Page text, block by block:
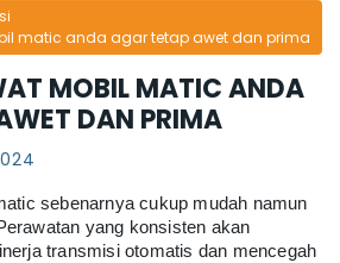
matic anda agar tetap awet dan prima
MOBIL MATIC ANDA
DAN PRIMA
sebenarnya cukup mudah namun
yang konsisten akan
transmisi otomatis dan mencegah